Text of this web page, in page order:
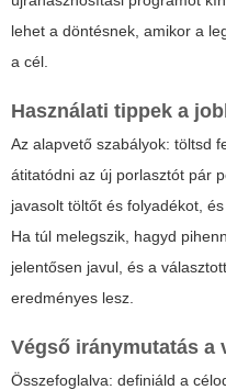
lehet a döntésnek, amikor a
a cél.
Használati tippek a
Az alapvető szabályok: töltsd
átitatódni az új porlasztót pár
javasolt töltőt és folyadékot,
Ha túl melegszik, hagyd
jelentősen javul, és a választott
eredményes lesz.
Végső iránymutatás a
Összefoglalva: definiáld a